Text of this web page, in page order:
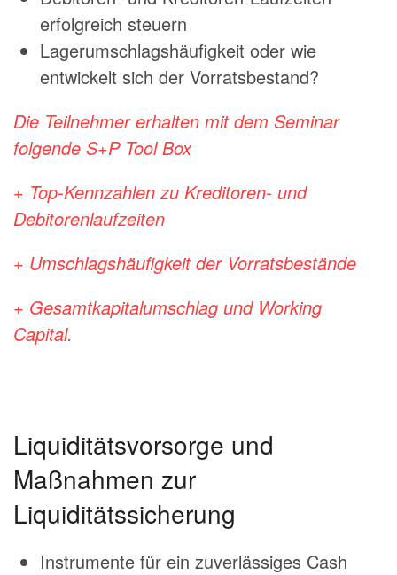
erfolgreich steuern
Lagerumschlagshäufigkeit oder wie
entwickelt sich der Vorratsbestand?
Die Teilnehmer erhalten mit dem Seminar
folgende S+P Tool Box
+ Top-Kennzahlen zu Kreditoren- und
Debitorenlaufzeiten
+ Umschlagshäufigkeit der Vorratsbestände
+ Gesamtkapitalumschlag und Working
Capital.
Liquiditätsvorsorge und
Maßnahmen zur
Liquiditätssicherung
Instrumente für ein zuverlässiges Cash